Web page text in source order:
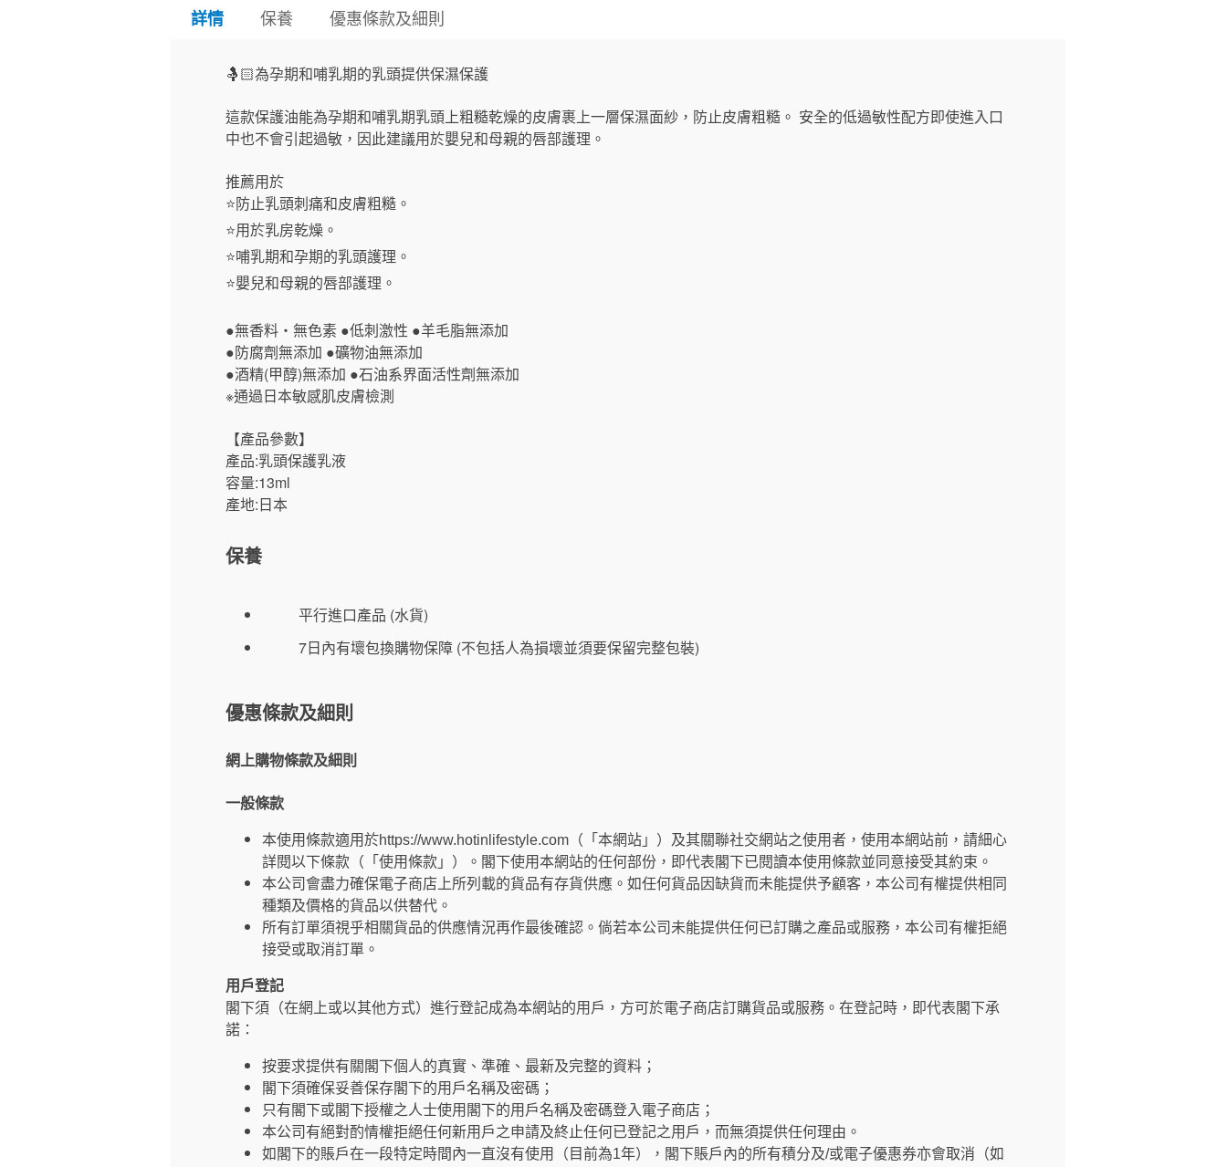
詳情 保養 優惠條款及細則
🤱🏻為孕期和哺乳期的乳頭提供保濕保護
這款保護油能為孕期和哺乳期乳頭上粗糙乾燥的皮膚裹上一層保濕面紗，防止皮膚粗糙。 安全的低過敏性配方即使進入口
中也不會引起過敏，因此建議用於嬰兒和母親的唇部護理。
推薦用於
⭐防止乳頭刺痛和皮膚粗糙。
⭐用於乳房乾燥。
⭐哺乳期和孕期的乳頭護理。
⭐嬰兒和母親的唇部護理。
●無香料・無色素 ●低刺激性 ●羊毛脂無添加
●防腐劑無添加 ●礦物油無添加
●酒精(甲醇)無添加 ●石油系界面活性劑無添加
※通過日本敏感肌皮膚檢測
【產品參數】
產品:乳頭保護乳液
容量:13ml
產地:日本
保養
平行進口產品 (水貨)
7日內有壞包換購物保障 (不包括人為損壞並須要保留完整包裝)
優惠條款及細則
網上購物條款及細則
一般條款
本使用條款適用於https://www.hotinlifestyle.com（「本網站」）及其關聯社交網站之使用者，使用本網站前，請細心
詳閱以下條款（「使用條款」）。閣下使用本網站的任何部份，即代表閣下已閱讀本使用條款並同意接受其約束。
本公司會盡力確保電子商店上所列載的貨品有存貨供應。如任何貨品因缺貨而未能提供予顧客，本公司有權提供相同
種類及價格的貨品以供替代。
所有訂單須視乎相關貨品的供應情況再作最後確認。倘若本公司未能提供任何已訂購之產品或服務，本公司有權拒絕
接受或取消訂單。
用戶登記
閣下須（在網上或以其他方式）進行登記成為本網站的用戶，方可於電子商店訂購貨品或服務。在登記時，即代表閣下承
諾：
按要求提供有關閣下個人的真實、準確、最新及完整的資料；
閣下須確保妥善保存閣下的用戶名稱及密碼；
只有閣下或閣下授權之人士使用閣下的用戶名稱及密碼登入電子商店；
本公司有絕對酌情權拒絕任何新用戶之申請及終止任何已登記之用戶，而無須提供任何理由。
如閣下的賬戶在一段特定時間內一直沒有使用（目前為1年），閣下賬戶內的所有積分及/或電子優惠券亦會取消（如